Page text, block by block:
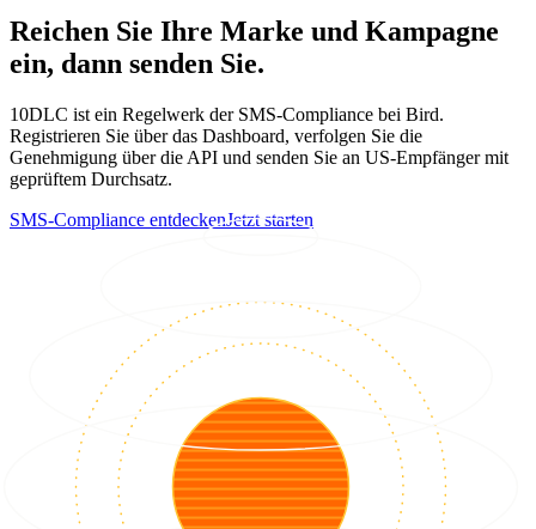
Reichen Sie Ihre Marke und Kampagne
ein, dann senden Sie.
10DLC ist ein Regelwerk der SMS-Compliance bei Bird.
Registrieren Sie über das Dashboard, verfolgen Sie die
Genehmigung über die API und senden Sie an US-Empfänger mit
geprüftem Durchsatz.
SMS-Compliance entdeckenJetzt starten